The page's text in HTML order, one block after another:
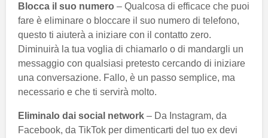
Blocca il suo numero – Qualcosa di efficace che puoi
fare è eliminare o bloccare il suo numero di telefono,
questo ti aiuterà a iniziare con il contatto zero.
Diminuirà la tua voglia di chiamarlo o di mandargli un
messaggio con qualsiasi pretesto cercando di iniziare
una conversazione. Fallo, è un passo semplice, ma
necessario e che ti servirà molto.
Eliminalo dai social network – Da Instagram, da
Facebook, da TikTok per dimenticarti del tuo ex devi